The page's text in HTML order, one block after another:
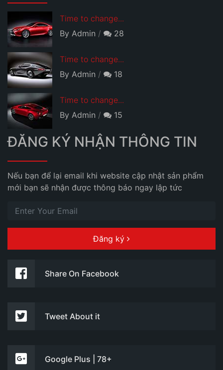
Time to change...
By Admin
28
Time to change...
By Admin
18
Time to change...
By Admin
15
ĐĂNG KÝ NHẬN THÔNG TIN
Nếu bạn để lại email khi website cập nhật sản phẩm
mới bạn sẽ nhận được thông báo ngay lập tức
Đăng ký
Share On Facebook
Tweet About it
Google Plus | 78+